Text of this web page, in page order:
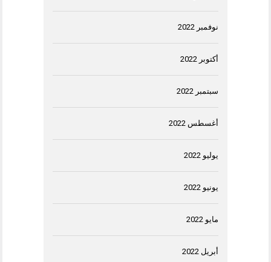
نوفمبر 2022
أكتوبر 2022
سبتمبر 2022
أغسطس 2022
يوليو 2022
يونيو 2022
مايو 2022
أبريل 2022